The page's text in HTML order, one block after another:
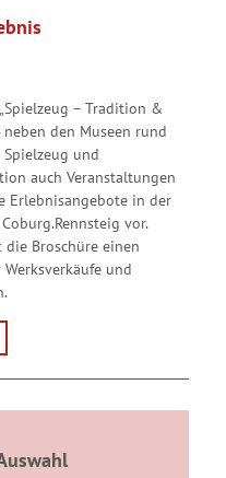
– Tradition &
den Museen rund
Spielzeug und
auch Veranstaltungen
Erlebnisangebote in der
vor.
Broschüre einen
und